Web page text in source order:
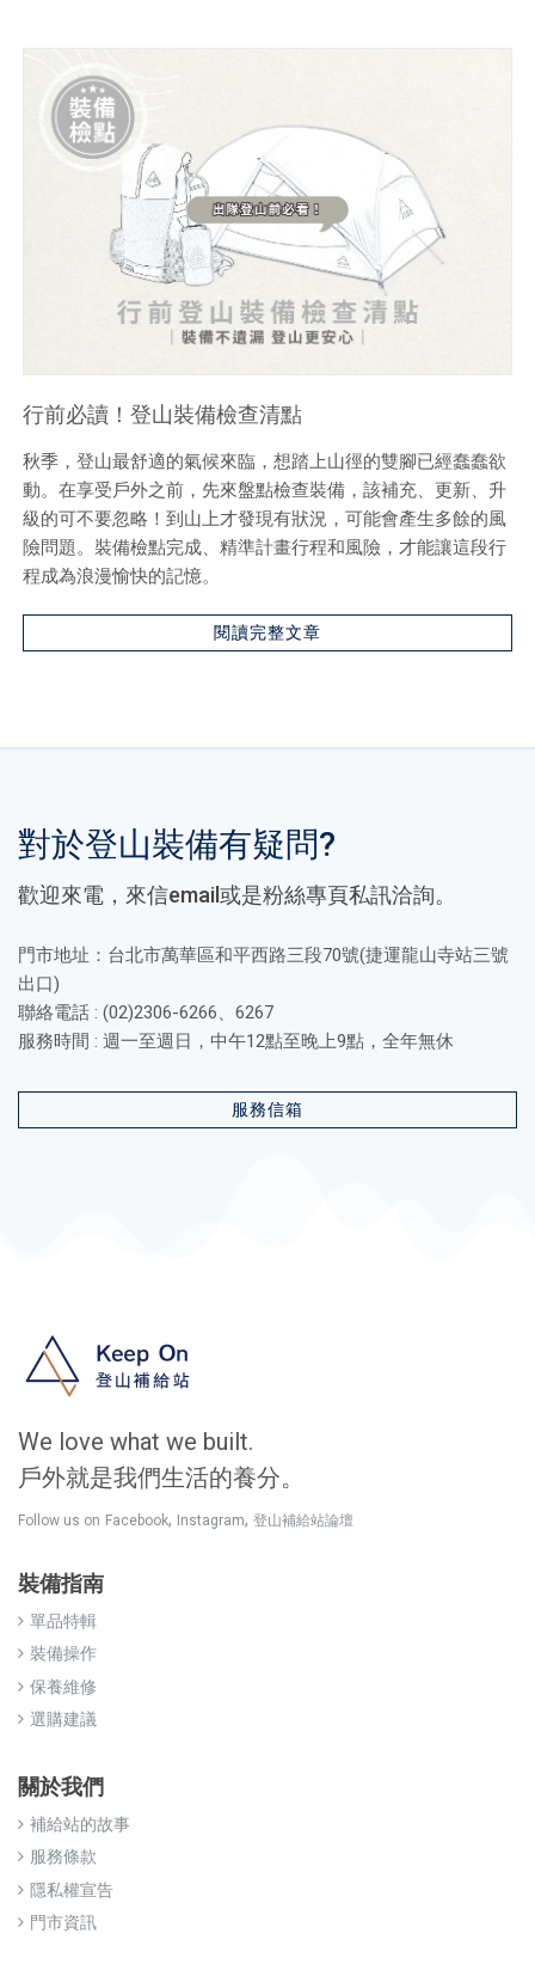
行前必讀！登山裝備檢查清點
秋季，登山最舒適的氣候來臨，想踏上山徑的雙腳已經蠢蠢欲
動。在享受戶外之前，先來盤點檢查裝備，該補充、更新、升
級的可不要忽略！到山上才發現有狀況，可能會產生多餘的風
險問題。裝備檢點完成、精準計畫行程和風險，才能讓這段行
程成為浪漫愉快的記憶。
閱讀完整文章
對於登山裝備有疑問?
歡迎來電，來信email或是粉絲專頁私訊洽詢。
門市地址：台北市萬華區和平西路三段70號(捷運龍山寺站三號
出口)
聯絡電話 : (02)2306-6266、6267
服務時間 : 週一至週日，中午12點至晚上9點，全年無休
服務信箱
We love what we built.
戶外就是我們生活的養分。
Follow us on Facebook, Instagram, 登山補給站論壇
裝備指南
單品特輯
裝備操作
保養維修
選購建議
關於我們
補給站的故事
服務條款
隱私權宣告
門市資訊